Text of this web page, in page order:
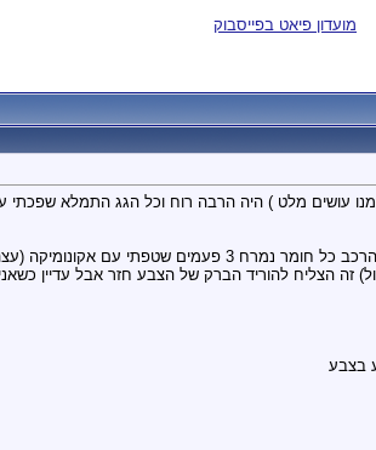
מועדון פיאט בפייסבוק
עושים מלט ) היה הרבה רוח וכל הגג התמלא שפכתי
זה הצליח להוריד הברק של הצבע חזר אבל עדיין
בצבע